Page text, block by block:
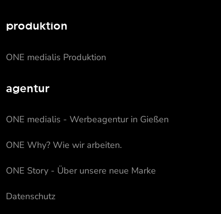
produktion
ONE medialis Produktion
agentur
ONE medialis - Werbeagentur in Gießen
ONE Why? Wie wir arbeiten.
ONE Story - Über unsere neue Marke
Datenschutz